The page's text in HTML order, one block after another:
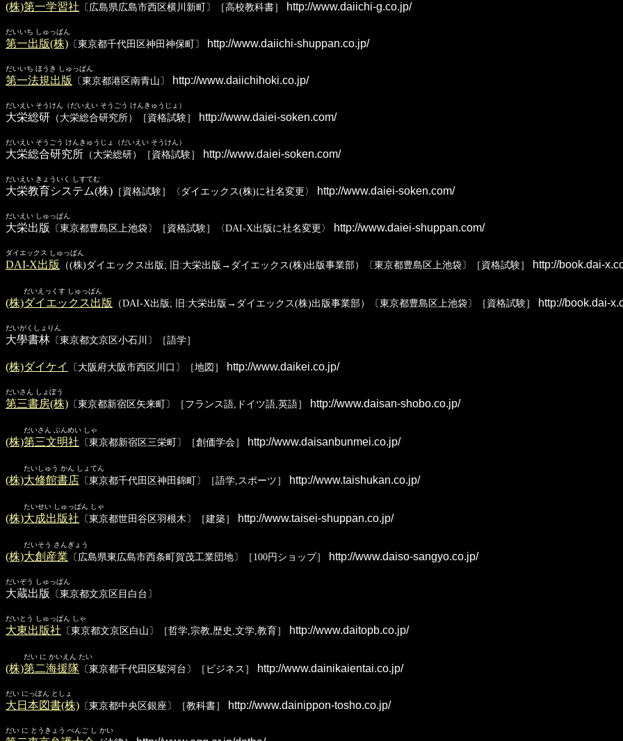
(株)第一学習社 〔広島県広島市西区横川新町〕［高校教科書］ http://www.daiichi-g.co.jp/
だいいち しゅっぱん
第一出版(株) 〔東京都千代田区神田神保町〕 http://www.daiichi-shuppan.co.jp/
だいいち ほうき しゅっぱん
第一法規出版 〔東京都港区南青山〕 http://www.daiichihoki.co.jp/
だいえい そうけん（だいえい そうごう けんきゅうじょ）
大栄総研 （大栄総合研究所）［資格試験］ http://www.daiei-soken.com/
だいえい そうごう けんきゅうじょ（だいえい そうけん）
大栄総合研究所 （大栄総研）［資格試験］ http://www.daiei-soken.com/
だいえい きょういく しすてむ
大栄教育システム(株) ［資格試験］〈ダイエックス(株)に社名変更〉 http://www.daiei-soken.com/
だいえい しゅっぱん
大栄出版 〔東京都豊島区上池袋〕［資格試験］〈DAI-X出版に社名変更〉 http://www.daiei-shuppan.com/
ダイエックス しゅっぱん
DAI-X出版 （(株)ダイエックス出版; 旧:大栄出版→ダイエックス(株)出版事業部）〔東京都豊島区上池袋〕［資格試験］ http://book.dai-
だいえっくす しゅっぱん
(株)ダイエックス出版 （DAI-X出版; 旧:大栄出版→ダイエックス(株)出版事業部）〔東京都豊島区上池袋〕［資格試験］ http://book.dai-
だいがくしょりん
大學書林 〔東京都文京区小石川〕［語学］
(株)ダイケイ 〔大阪府大阪市西区川口〕［地図］ http://www.daikei.co.jp/
だいさん しょぼう
第三書房(株) 〔東京都新宿区矢来町〕［フランス語,ドイツ語,英語］ http://www.daisan-shobo.co.jp/
だいさん ぶんめい しゃ
(株)第三文明社 〔東京都新宿区三栄町〕［創価学会］ http://www.daisanbunmei.co.jp/
たいしゅう かん しょてん
(株)大修館書店 〔東京都千代田区神田錦町〕［語学,スポーツ］ http://www.taishukan.co.jp/
たいせい しゅっぱん しゃ
(株)大成出版社 〔東京都世田谷区羽根木〕［建築］ http://www.taisei-shuppan.co.jp/
だいそう さんぎょう
(株)大創産業 〔広島県東広島市西条町賀茂工業団地〕［100円ショップ］ http://www.daiso-sangyo.co.jp/
だいぞう しゅっぱん
大蔵出版 〔東京都文京区目白台〕
だいとう しゅっぱん しゃ
大東出版社 〔東京都文京区白山〕［哲学,宗教,歴史,文学,教育］ http://www.daitopb.co.jp/
だい に かいえん たい
(株)第二海援隊 〔東京都千代田区駿河台〕［ビジネス］ http://www.dainikaientai.co.jp/
だい にっぽん としょ
大日本図書(株) 〔東京都中央区銀座〕［教科書］ http://www.dainippon-tosho.co.jp/
だい に とうきょう べんご し かい